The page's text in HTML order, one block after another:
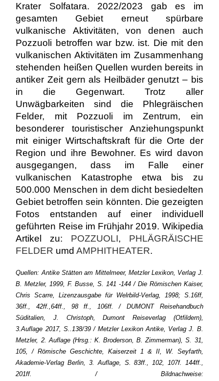
Krater Solfatara. 2022/2023 gab es im
gesamten Gebiet erneut spürbare
vulkanische Aktivitäten, von denen auch
Pozzuoli betroffen war bzw. ist. Die mit den
vulkanischen Aktivitäten im Zusammenhang
stehenden heißen Quellen wurden bereits in
antiker Zeit gern als Heilbäder genutzt – bis
in die Gegenwart. Trotz aller
Unwägbarkeiten sind die Phlegräischen
Felder, mit Pozzuoli im Zentrum, ein
besonderer touristischer Anziehungspunkt
mit einiger Wirtschaftskraft für die Orte der
Region und ihre Bewohner. Es wird davon
ausgegangen, dass im Falle einer
vulkanischen Katastrophe etwa bis zu
500.000 Menschen in dem dicht besiedelten
Gebiet betroffen sein könnten. Die gezeigten
Fotos entstanden auf einer individuell
geführten Reise im Frühjahr 2019. Wikipedia
Artikel zu: POZZUOLI, PHLÄGRÄISCHE
FELDER umdAMPHITHEATER.
Quellen: Antike Stätten am Mittelmeer, Metzler Lexikon, Verlag J.
B. Metzler, 1999, F. Busse, S. 141 -144 / Die Römischen Kaiser,
Chris Scarre, Lizenzausgabe für Welrbild-Verlag, 1998; S.16ff,
36ff., 42ff.,64ff., 98 ff., 106ff. / DUMONT Reisehandbuch
Süditalien, J. Christoph, Dumont Reiseverlag (Otfildern),
3.Auflage 2017, S..138/39 / Metzler Lexikon Antike, Verlag J. B.
Metzler, 2. Auflage (Hrsg.: K. Broderson, B. Zimmerman), S. 31,
105, / Römische Geschichte, Kaiserzeit 1 & II, W. Seyfarth,
Akademie-Verlag Berlin, 3. Auflage, S. 83ff., 102, 107f. 144ff.,
201ff. / Bildnachweise: